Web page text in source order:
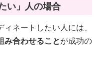
い」人の場合
ネートしたい人には、
み合わせることが成功の